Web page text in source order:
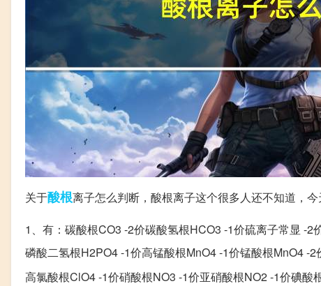
关于酸根离子怎么判断，酸根离子这个很多人还不知道，
1、有：碳酸根CO3 -2价碳酸氢根HCO3 -1价硫离子常显 -2
磷酸二氢根H2PO4 -1价高锰酸根MnO4 -1价锰酸根MnO4 -
高氯酸根ClO4 -1价硝酸根NO3 -1价亚硝酸根NO2 -1价碘酸